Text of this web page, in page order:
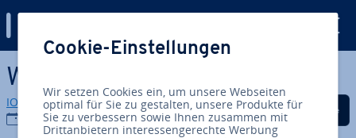
Zum Haupt­in­halt springen
Was ist Deep Learning?
IONOS Redaktion
22.06.2026
Auf Facebook teilen
Auf Twitter teilen
Auf LinkedIn
Cookie-Einstellungen
Wir setzen Cookies ein, um unsere Webseiten
optimal für Sie zu gestalten, unsere Produkte für
Sie zu verbessern sowie Ihnen zusammen mit
Drittanbietern interessengerechte Werbung